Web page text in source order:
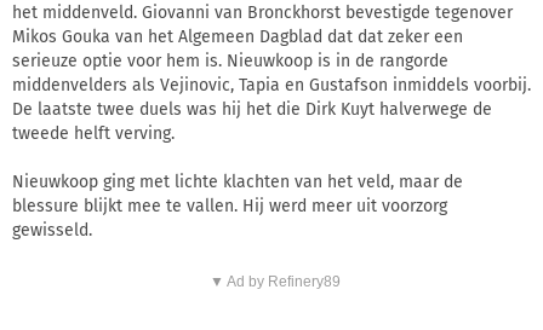
het middenveld. Giovanni van Bronckhorst bevestigde tegenover
Mikos Gouka van het Algemeen Dagblad dat dat zeker een
serieuze optie voor hem is. Nieuwkoop is in de rangorde
middenvelders als Vejinovic, Tapia en Gustafson inmiddels voorbij.
De laatste twee duels was hij het die Dirk Kuyt halverwege de
tweede helft verving.
Nieuwkoop ging met lichte klachten van het veld, maar de
blessure blijkt mee te vallen. Hij werd meer uit voorzorg
gewisseld.
▼ Ad by Refinery89